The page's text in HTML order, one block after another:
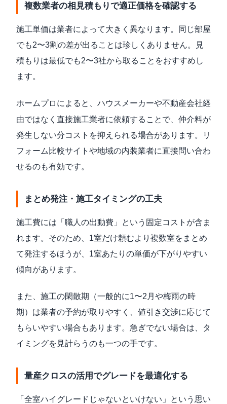
複数業者の相見積もりで適正価格を確認する
施工単価は業者によって大きく異なります。同じ部屋
でも2〜3割の差が出ることは珍しくありません。見
積もりは最低でも2〜3社から取ることをおすすめし
ます。
ホームプロ によると、ハウスメーカーや不動産会社経
由ではなく直接施工業者に依頼することで、仲介料が
発生しない分コストを抑えられる場合があります。リ
フォーム比較サイトや地域の内装業者に直接問い合わ
せるのも有効です。
まとめ発注・施工タイミングの工夫
施工費には「職人の出動費」という固定コストが含ま
れます。そのため、1室だけ頼むより複数室をまとめ
て発注するほうが、1室あたりの単価が下がりやすい
傾向があります。
また、施工の閑散期（一般的に1〜2月や梅雨の時
期）は業者の予約が取りやすく、値引き交渉に応じて
もらいやすい場合もあります。急ぎでない場合は、タ
イミングを見計らうのも一つの手です。
量産クロスの活用でグレードを最適化する
「全室ハイグレードじゃないといけない」という思い